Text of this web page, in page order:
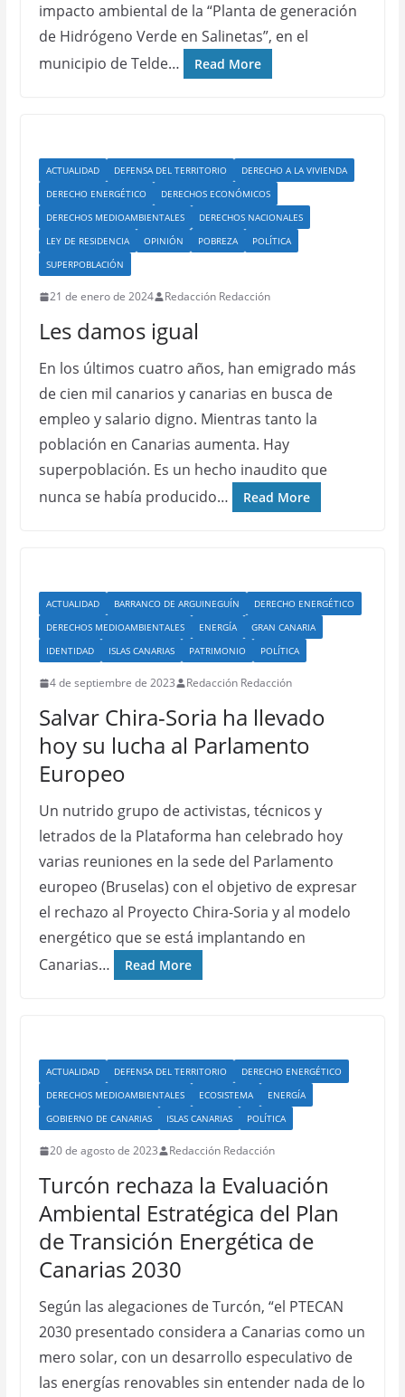
impacto ambiental de la “Planta de generación
de Hidrógeno Verde en Salinetas”, en el
municipio de Telde…
Read More
ACTUALIDAD DEFENSA DEL TERRITORIO
DERECHO A LA VIVIENDA
DERECHO ENERGÉTICO
DERECHOS ECONÓMICOS
DERECHOS MEDIOAMBIENTALES
DERECHOS NACIONALES
LEY DE RESIDENCIA
OPINIÓN POBREZA
POLÍTICA
SUPERPOBLACIÓN
21 de enero de 2024 Redacción Redacción
Les damos igual
En los últimos cuatro años, han emigrado más
de cien mil canarios y canarias en busca de
empleo y salario digno. Mientras tanto la
población en Canarias aumenta. Hay
superpoblación. Es un hecho inaudito que
nunca se había producido…
Read More
ACTUALIDAD BARRANCO DE ARGUINEGUÍN
DERECHO ENERGÉTICO
DERECHOS MEDIOAMBIENTALES
ENERGÍA
GRAN CANARIA
IDENTIDAD
ISLAS CANARIAS PATRIMONIO POLÍTICA
4 de septiembre de 2023 Redacción Redacción
Salvar Chira-Soria ha llevado
hoy su lucha al Parlamento
Europeo
Un nutrido grupo de activistas, técnicos y
letrados de la Plataforma han celebrado hoy
varias reuniones en la sede del Parlamento
europeo (Bruselas) con el objetivo de expresar
el rechazo al Proyecto Chira-Soria y al modelo
energético que se está implantando en
Canarias…
Read More
ACTUALIDAD DEFENSA DEL TERRITORIO
DERECHO ENERGÉTICO
DERECHOS MEDIOAMBIENTALES
ECOSISTEMA
ENERGÍA
GOBIERNO DE CANARIAS
ISLAS CANARIAS POLÍTICA
20 de agosto de 2023 Redacción Redacción
Turcón rechaza la Evaluación
Ambiental Estratégica del Plan
de Transición Energética de
Canarias 2030
Según las alegaciones de Turcón, “el PTECAN
2030 presentado considera a Canarias como un
mero solar, con un desarrollo especulativo de
las energías renovables sin entender nada de lo